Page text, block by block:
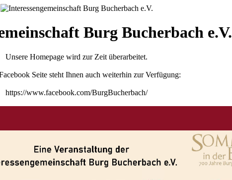
Burg Bucherbach e.V.
Unsere Homepage wird zur Zeit überarbeitet.
Seite steht Ihnen auch weiterhin zur Verfügung:
https://www.facebook.com/BurgBucherbach/